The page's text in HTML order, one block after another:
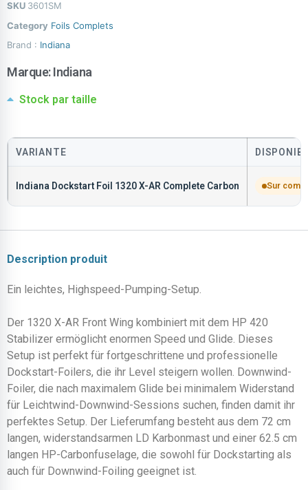
SKU 3601SM
Category Foils Complets
Brand : Indiana
Marque:Indiana
Stock par taille
VARIANTE
Indiana Dockstart Foil 1320 X-AR Complete Carbon Sur
Description produit
Ein leichtes, Highspeed-Pumping-Setup.
Der 1320 X-AR Front Wing kombiniert mit dem HP 420
Stabilizer ermöglicht enormen Speed und Glide. Dieses
Setup ist perfekt für fortgeschrittene und professionelle
Dockstart-Foilers, die ihr Level steigern wollen. Downwind-
Foiler, die nach maximalem Glide bei minimalem Widerstand
für Leichtwind-Downwind-Sessions suchen, finden damit ihr
perfektes Setup. Der Lieferumfang besteht aus dem 72 cm
langen, widerstandsarmen LD Karbonmast und einer 62.5 cm
langen HP-Carbonfuselage, die sowohl für Dockstarting als
auch für Downwind-Foiling geeignet ist.